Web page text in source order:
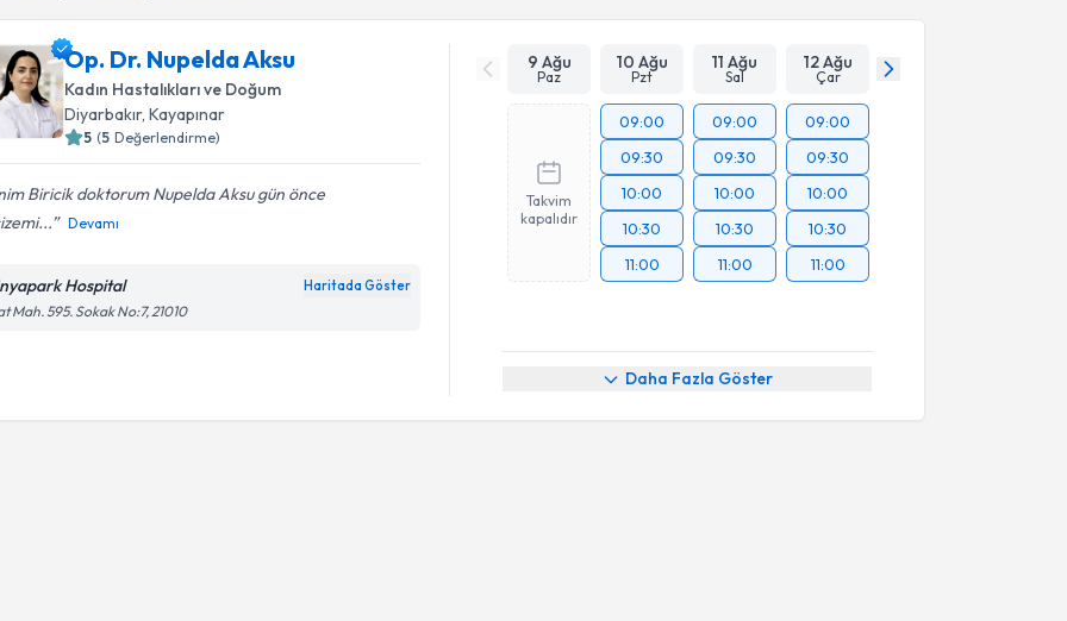
Op. Dr. Nupelda Aksu
Kadın Hastalıkları ve Doğum
Diyarbakır, Kayapınar
5 (5 Değerlendirme)
Biricik doktorum Nupelda Aksu gün önce
Devamı
Hospital Haritada Göster
Mah. 595. Sokak No:7, 21010
9 Ağu
Paz
10 Ağu
Pzt
11 Ağu
Sal
12 Ağu
Çar
Takvim
kapalıdır
09:00
09:30
10:00
10:30
11:00
09:00
09:30
10:00
10:30
11:00
09:00
09:30
10:00
10:30
11:00
Daha Fazla Göster